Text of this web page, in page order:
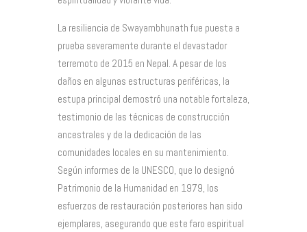
La resiliencia de Swayambhunath fue puesta a
prueba severamente durante el devastador
terremoto de 2015 en Nepal. A pesar de los
daños en algunas estructuras periféricas, la
estupa principal demostró una notable fortaleza,
testimonio de las técnicas de construcción
ancestrales y de la dedicación de las
comunidades locales en su mantenimiento.
Según informes de la UNESCO, que lo designó
Patrimonio de la Humanidad en 1979, los
esfuerzos de restauración posteriores han sido
ejemplares, asegurando que este faro espiritual